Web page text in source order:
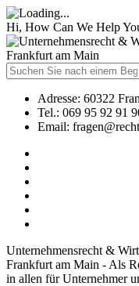
Hi, How Can We Help
Adresse: 60322
Tel.: 069 95 92 91
Email:
Unternehmensrecht &
Frankfurt am Main - Als
in allen für Unternehmer